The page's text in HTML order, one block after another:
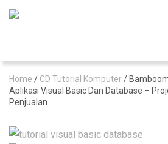
Home / CD Tutorial Komputer/
Aplikasi Visual Basic Dan Database –
Penjualan